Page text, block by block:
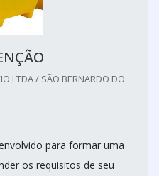
LTDA / SÃO BERNARDO DO
para formar uma
os requisitos de seu